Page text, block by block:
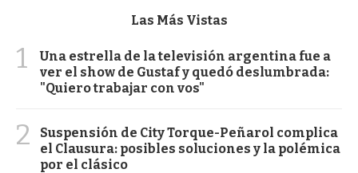
Las Más Vistas
1
Una estrella de la televisión argentina fue a
ver el show de Gustaf y quedó deslumbrada:
"Quiero trabajar con vos"
2
Suspensión de City Torque-Peñarol complica
el Clausura: posibles soluciones y la polémica
por el clásico